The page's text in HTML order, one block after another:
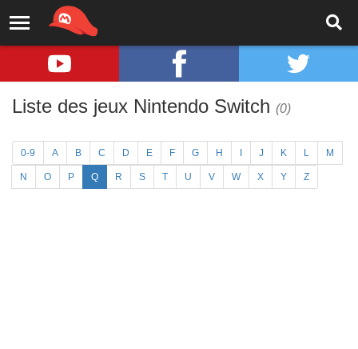
Liste des jeux Nintendo Switch (0)
0-9 A B C D E F G H J K L M
N O P Q R S T U V W X Y Z